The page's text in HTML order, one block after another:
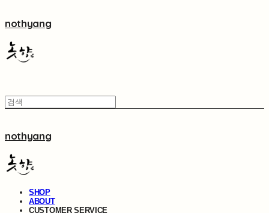
nothyang
nothyang
SHOP
ABOUT
CUSTOMER SERVICE